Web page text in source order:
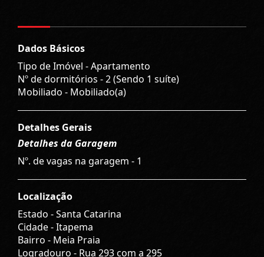
Dados Básicos
Tipo de Imóvel - Apartamento
Nº de dormitórios - 2 (Sendo 1 suíte)
Mobiliado - Mobiliado(a)
Detalhes Gerais
Detalhes da Garagem
Nº. de vagas na garagem - 1
Localização
Estado -Santa Catarina
Cidade -Itapema
Bairro - Meia Praia
Logradouro - Rua 293 com a 295